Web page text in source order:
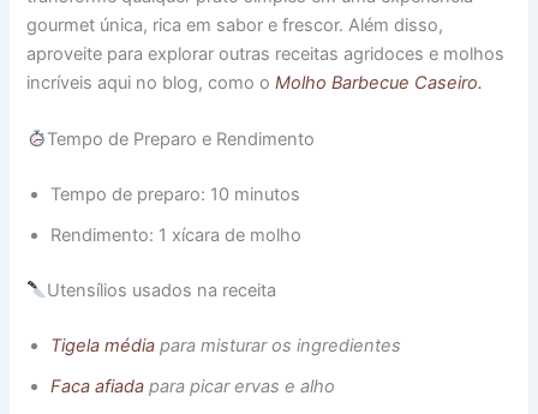
gourmet única, rica em sabor e frescor. Além disso,
aproveite para explorar outras receitas agridoces e molhos
incríveis aqui no blog, como oMolho Barbecue Caseiro.
Tempo de Preparo e Rendimento
Tempo de preparo: 10 minutos
Rendimento: 1 xícara de molho
Utensílios usados na receita
Tigela média para misturar os ingredientes
Faca afiada para picar ervas e alho